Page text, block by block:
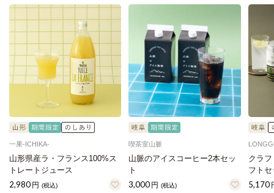
一果‐ICHIKA‐
山形県産ラ・フランス100%ス
トレートジュース
2,980 円 (税込)
喫茶室山脈
山脈のアイスコーヒー2本セッ
ト
3,000 円 (税込)
クラ
フトセ
5,170